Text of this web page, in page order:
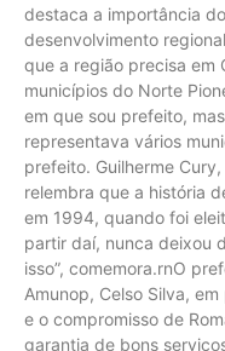
destaca a importância
desenvolvimento
que a região precisa em
municípios do Norte
em que sou prefeito,
representava vários
prefeito. Guilherme
relembra que a história
em 1994, quando foi
partir daí, nunca deixou
isso”, comemora.rnO
Amunop, Celso Silva,
e o compromisso de
garantia de bons